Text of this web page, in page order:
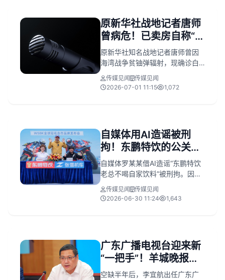
原新华社战地记者唐师
曾病危！已卖房自称“开
始生命最后的远行”
原新华社知名战地记者唐师曾因
海湾战争贫铀弹辐射，现确诊白
血病且骨髓移植未寻得配型，生
命垂危。他拒绝社会募捐并卖房
传媒见闻
传媒见闻
2026-07-01 11:15
1,072
自媒体用AI造谣被刑
拘！东鹏特饮的公关部
被张雪上了一课
自媒体罗某某借AI造谣“东鹏特饮
老总不喝自家饮料”被刑拘。因公
关响应迟缓，公司市值蒸发约80
亿，合作方张雪率先辟谣，凸显
传媒见闻
传媒见闻
2026-06-30 11:24
1,643
广东广播电视台迎来新
“一把手”！羊城晚报系
出身，多次获新闻奖
空缺半年后，李宜航出任广东广